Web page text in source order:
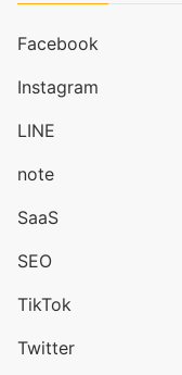
Facebook
Instagram
LINE
note
SaaS
SEO
TikTok
Twitter